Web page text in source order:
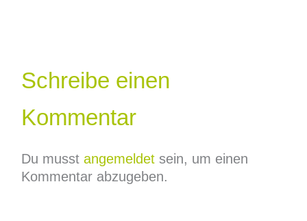
Schreibe einen
Kommentar
Du musst angemeldetsein, um einen
Kommentar abzugeben.